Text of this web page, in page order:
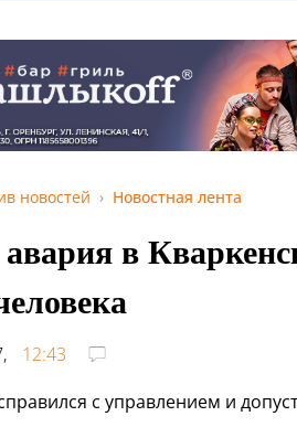
новостей Новостная лента
в
12:43
с управлением и